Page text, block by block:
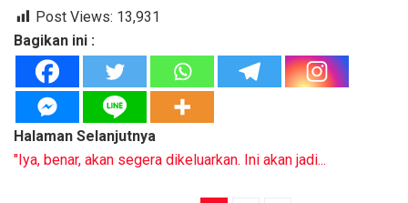
Post Views: 13,931
Bagikan ini :
Halaman Selanjutnya
"Iya, benar, akan segera dikeluarkan. Ini akan jadi...